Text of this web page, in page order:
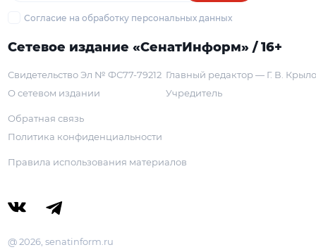
Согласие на обработку персональных данных
Сетевое издание «СенатИнформ» / 16+
Свидетельство Эл № ФС77-79212
О сетевом издании
Главный редактор — Г. В.
Учредитель
Обратная связь
Политика конфиденциальности
Правила использования материалов
@ 2026, senatinform.ru